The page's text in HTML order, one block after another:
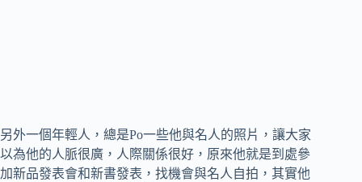
另外一個年輕人，總是Po一些他與名人的照片，讓大家
以為他的人脈很廣，人際關係很好，原來他就是到處參
加新品發表會和新書發表，找機會與名人自拍，其實他